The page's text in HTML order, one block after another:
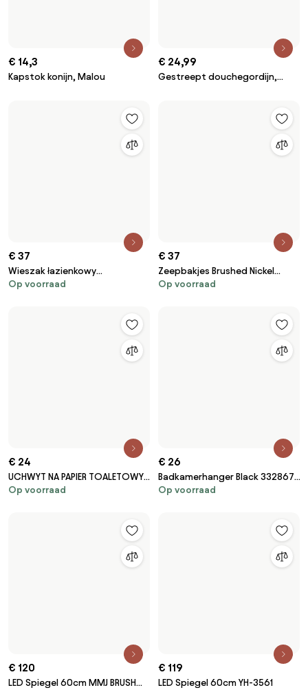
€ 14,3
Kapstok konijn, Malou
€ 24,99
Gestreept douchegordijn,
€ 37
Wieszak łazienkowy
jednoramienny Black 322232C
Op voorraad
€ 37
Zeepbakjes Brushed Nickel
322225
Op voorraad
€ 24
UCHWYT NA PAPIER TOALETOWY
Black 322191A Moon
Op voorraad
€ 26
Badkamerhanger Black 332867A
RETRO
Op voorraad
€ 120
LED Spiegel 60cm MMJ BRUSH
€ 119
LED Spiegel 60cm YH-3561